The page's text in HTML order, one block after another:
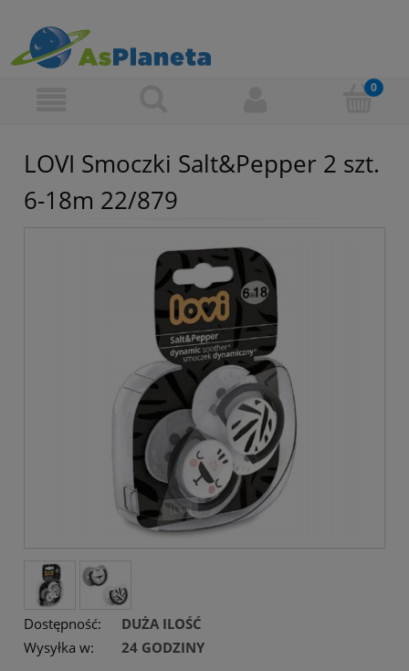
LOVI Smoczki Salt&Pepper 2 szt.
6-18m 22/879
Dostępność:
DUŻA ILOŚĆ
Wysyłka w:
24 GODZINY